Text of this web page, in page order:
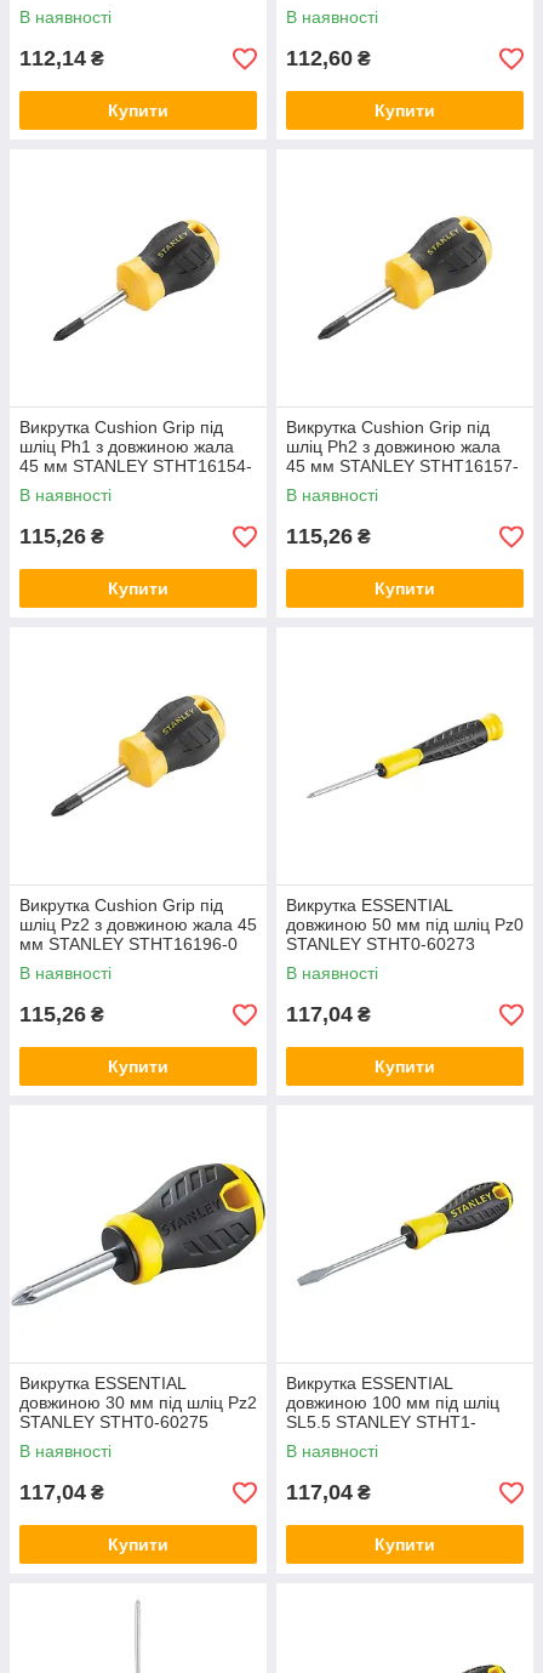
В наявності
112,14 ₴
Купити
В наявності
112,60 ₴
Купити
Викрутка Cushion Grip під
шліц Ph1 з довжиною жала
45 мм STANLEY STHT16154-
0
В наявності
115,26 ₴
Купити
Викрутка Cushion Grip під
шліц Ph2 з довжиною жала
45 мм STANLEY STHT16157-
0
В наявності
115,26 ₴
Купити
Викрутка Cushion Grip під
шліц Pz2 з довжиною жала 45
мм STANLEY STHT16196-0
В наявності
115,26 ₴
Купити
Викрутка ESSENTIAL
довжиною 50 мм під шліц Pz0
STANLEY STHT0-60273
В наявності
117,04 ₴
Купити
Викрутка ESSENTIAL
довжиною 30 мм під шліц Pz2
STANLEY STHT0-60275
В наявності
117,04 ₴
Купити
Викрутка ESSENTIAL
довжиною 100 мм під шліц
SL5.5 STANLEY STHT1-
60389
В наявності
117,04 ₴
Купити